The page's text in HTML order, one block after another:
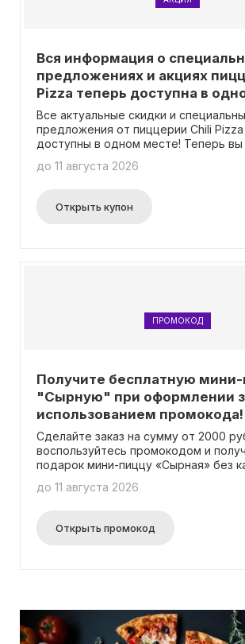
Вся информация о
предложениях и акциях
Pizza теперь доступна в
Все актуальные скидки и
предложения от пиццерии Chili
доступны в одном месте! Теперь
обновлениями. Не нужно вводить
до 11 августа 2026
Открыть купон
ПРОМОКОД
Получите бесплатную
"Сырную" при оформлении
использованием промокода!
Сделайте заказ на сумму от 2000
воспользуйтесь промокодом и
подарок мини-пиццу «Сырная» без
до 11 августа 2026
Открыть промокод